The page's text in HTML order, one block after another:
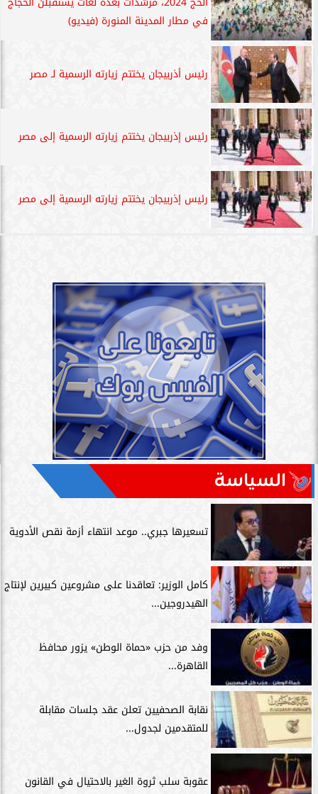
في مطار المدينة المنورة (فيديو)
رئيس أذربيجان يختتم زيارته الرسمية لـ مصر
رئيس إذربيجان يختتم زيارته الرسمية إلى مصر
رئيس إذربيجان يختتم زيارته الرسمية إلى مصر
السياسة
تسعيرها جبري.. موعد انتهاء أزمة نقص الأدوية
كامل الوزير: تعاقدنا على مشروعين كبيرين لإنتاج
الهيدروجين...
وفد من حزب «حماة الوطن» يزور محافظ
القاهرة...
نقابة الصحفيين تعلن عقد جلسات مقابلة
للمتقدمين لجدول...
عقوبة سلب ثروة الغير بالاحتيال في القانون